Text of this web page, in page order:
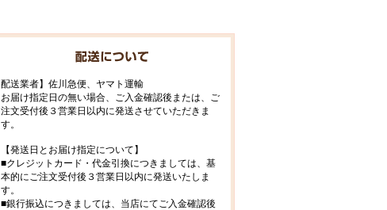
配送業者】佐川急便、ヤマト運輸
お届け指定日の無い場合、ご入金確認後または、ご
注文受付後３営業日以内に発送させていただきま
す。
【発送日とお届け指定について】
■クレジットカード・代金引換につきましては、基
本的にご注文受付後３営業日以内に発送いたしま
す。
■銀行振込につきましては、当店にてご入金確認後